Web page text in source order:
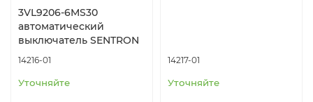
3VL9206-6MS30
автоматический
выключатель SENTRON
14216-01
Уточняйте
14217-01
Уточняйте